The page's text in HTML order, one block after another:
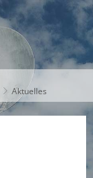
Aktuelles